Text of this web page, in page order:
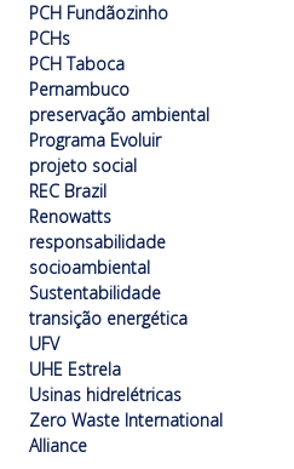
PCH Fundãozinho
PCHs
PCH Taboca
Pernambuco
preservação ambiental
Programa Evoluir
projeto social
REC Brazil
Renowatts
responsabilidade
socioambiental
Sustentabilidade
transição energética
UFV
UHE Estrela
Usinas hidrelétricas
Zero Waste International
Alliance